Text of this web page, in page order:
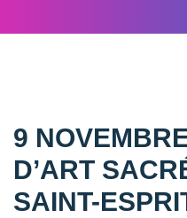
9
D’ART
SAINT-